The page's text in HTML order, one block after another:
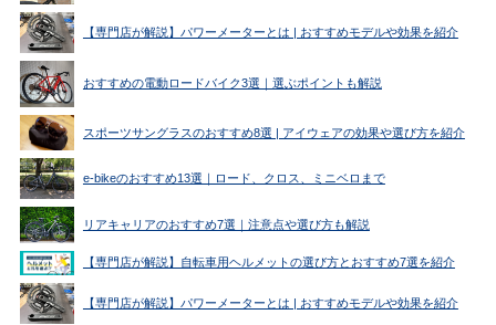
【専門店が解説】パワーメーターとは | おすすめモデルや効果を紹介
おすすめの電動ロードバイク3選｜選ぶポイントも解説
スポーツサングラスのおすすめ8選 | アイウェアの効果や選び方を紹介
e-bikeのおすすめ13選｜ロード、クロス、ミニベロまで
リアキャリアのおすすめ7選｜注意点や選び方も解説
【専門店が解説】自転車用ヘルメットの選び方とおすすめ7選を紹介
【専門店が解説】パワーメーターとは | おすすめモデルや効果を紹介